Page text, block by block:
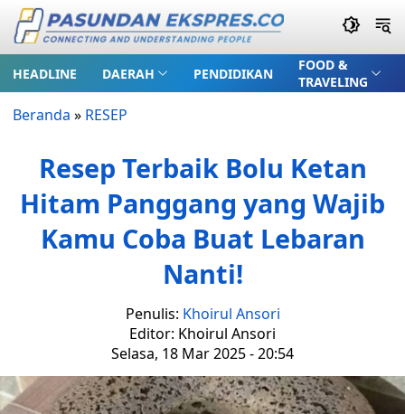
HEADLINE DAERAH PENDIDIKAN
FOOD &
TRAVELING
Beranda » RESEP
Resep Terbaik Bolu Ketan
Hitam Panggang yang Wajib
Kamu Coba Buat Lebaran
Nanti!
Penulis: Khoirul Ansori
Editor: Khoirul Ansori
Selasa, 18 Mar 2025 - 20:54